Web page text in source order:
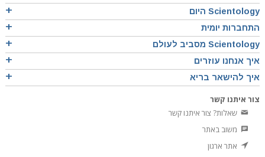
Scientology היום
התחברות יומית
Scientology מסביב לעולם
איך אנחנו עוזרים
איך להישאר בריא
צור איתנו קשר
שאלות? צור איתנו קשר
משוב באתר
אתר ארגון